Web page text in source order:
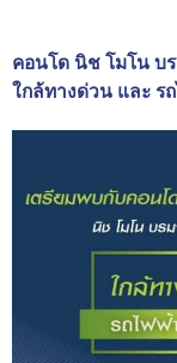
คอนโด นิช โมโน บ
ใกล้ทางด่วน และ ร